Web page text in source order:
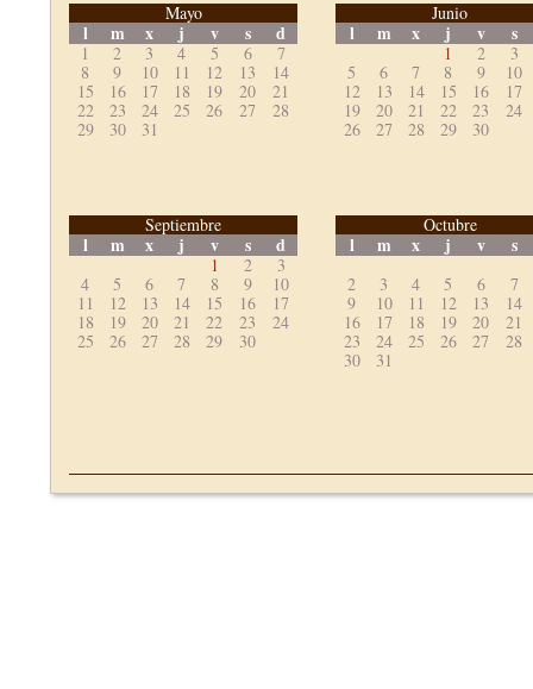
Mayo
l m x j v s d
1 2 3 4 5 6
7
8
9 10 11 12 13
14
15
16 17 18 19 20
21
22
23 24 25 26 27
28
29
30 31
Junio
l m x j v s
1 2
3
5
6 7 8 9
10
12
13 14 15 16
17
19
20 21 22 23
24
26
27 28 29 30
Septiembre
l m x j v s d
1 2
3
4
5 6 7 8 9
10
11
12 13 14 15 16
17
18
19 20 21 22 23
24
25
26 27 28 29 30
Octubre
l m x j v s
2 3 4 5 6
7
9
10 11 12 13
14
16
17 18 19 20
21
23
24 25 26 27
28
30
31